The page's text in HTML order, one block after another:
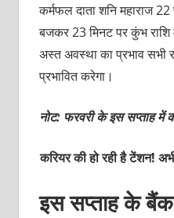
कर्मफल दाता शनि महाराज
बजकर 23 मिनट पर कुंभ
अस्त अवस्था का प्रभाव सभी
प्रभावित करेगा।
नोट: फरवरी के इस सप्ताह में
करियर की हो रही है टेंशन!
इस सप्ताह के